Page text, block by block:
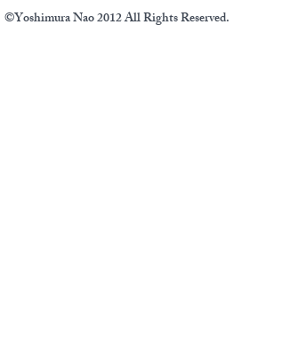
©Yoshimura Nao 2012 All Rights Reserved.